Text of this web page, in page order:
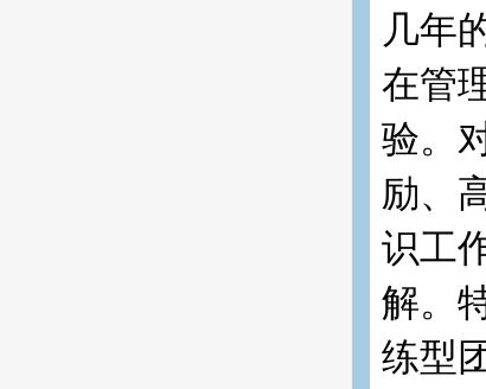
几年
在管
验。
励、
识工
解。
练型